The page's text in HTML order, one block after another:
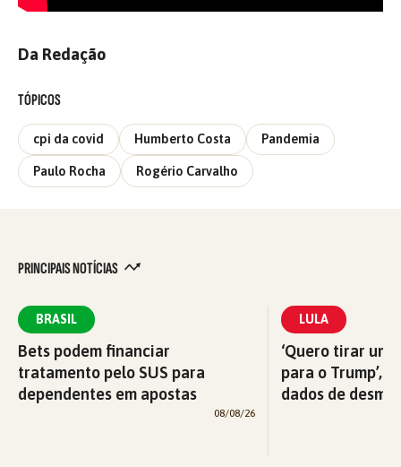
Da Redação
TÓPICOS
cpi da covid Humberto Costa Pandemia
Paulo Rocha Rogério Carvalho
PRINCIPAIS NOTÍCIAS
BRASIL
Bets podem financiar
tratamento pelo SUS para
dependentes em apostas
08/08/26
LULA
‘Quero tirar
para o Trump’,
dados de